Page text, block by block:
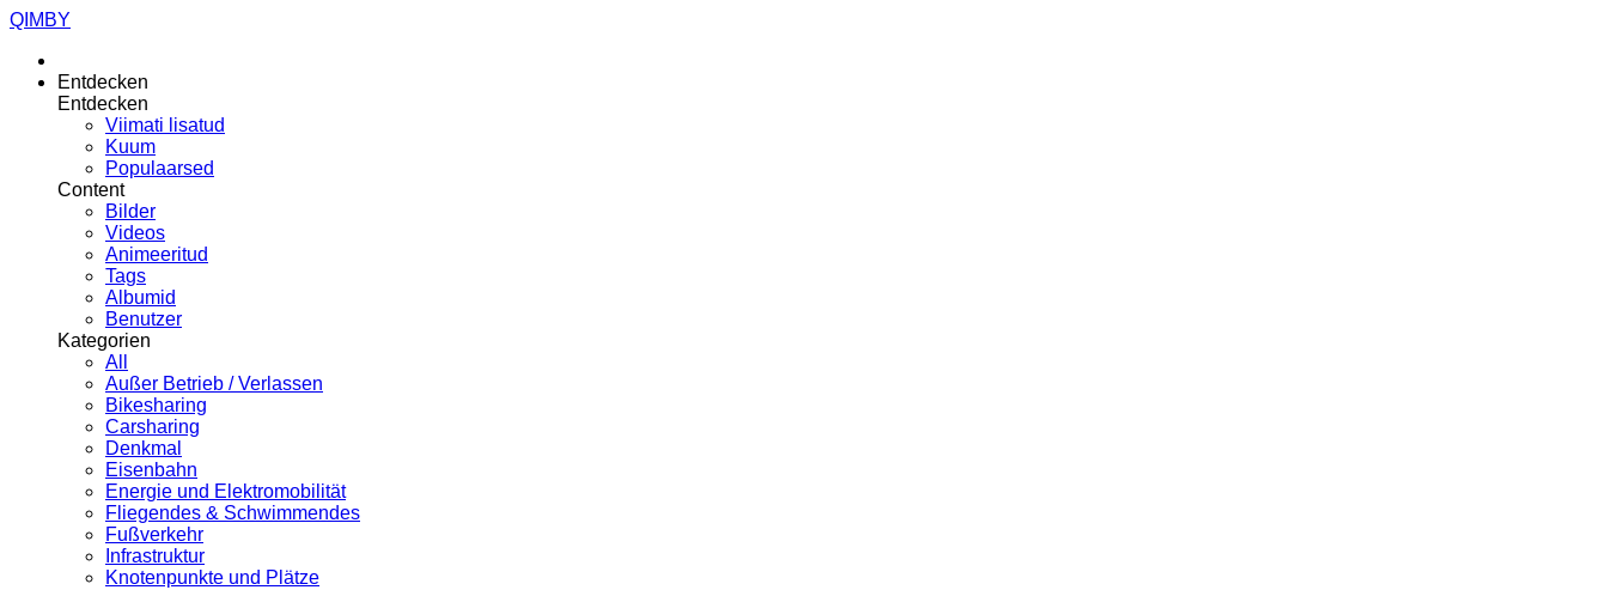
QIMBY
Entdecken
Entdecken
Viimati lisatud
Kuum
Populaarsed
Content
Bilder
Videos
Animeeritud
Tags
Albumid
Benutzer
Kategorien
All
Außer Betrieb / Verlassen
Bikesharing
Carsharing
Denkmal
Eisenbahn
Energie und Elektromobilität
Fliegendes & Schwimmendes
Fußverkehr
Infrastruktur
Knotenpunkte und Plätze